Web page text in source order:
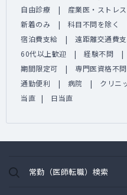
自由診療
産業医・ストレ
新着のみ
科目不問を除く
宿泊費支給
遠距離交通費
60代以上歓迎
経験不問
期間限定可
専門医資格不問
通勤便利
病院 クリニ
当直
日当直
常勤（医師転職）検索